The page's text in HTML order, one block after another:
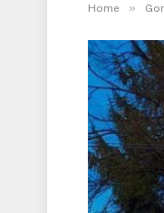
Home »